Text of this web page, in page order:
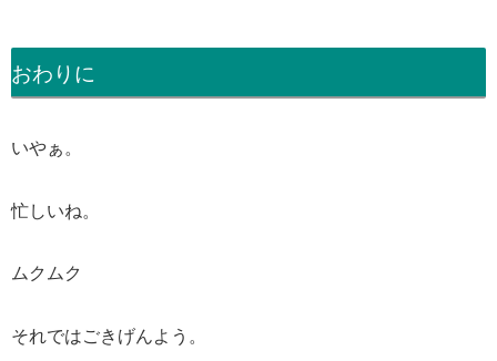
おわりに
いやぁ。
忙しいね。
ムクムク
それではごきげんよう。